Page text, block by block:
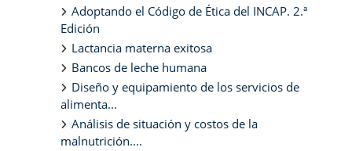
Adoptando el Código de Ética del INCAP. 2.ª
Edición
Lactancia materna exitosa
Bancos de leche humana
Diseño y equipamiento de los servicios de
alimenta...
Análisis de situación y costos de la
malnutrición....